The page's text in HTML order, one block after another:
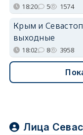
18:20 5 1574
Крым и
выходные
18:02 8 3958
Лица